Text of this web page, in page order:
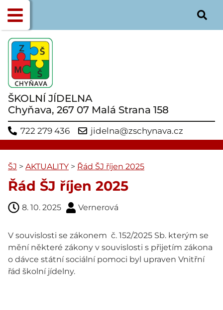
ŠKOLNÍ JÍDELNA
Chyňava, 267 07 Malá Strana 158
722 279 436 jidelna@zschynava.cz
ŠJ > AKTUALITY > Řád ŠJ říjen 2025
Řád ŠJ říjen 2025
8. 10. 2025 Vernerová
V souvislosti se zákonem č. 152/2025 Sb. kterým se
mění některé zákony v souvislosti s přijetím zákona
o dávce státní sociální pomoci byl upraven Vnitřní
řád školní jídelny.